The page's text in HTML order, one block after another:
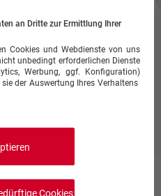
ggf. zzgl.Lieferkosten
an Dritte zur Ermittlung Ihrer
Cookies und Webdienste von uns
unbedingt erforderlichen Dienste
Werbung, ggf. Konfiguration)
der Auswertung Ihres Verhaltens
Cookies